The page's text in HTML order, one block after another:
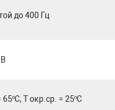
до 400 Гц
Т окр.ср. = 25ºС